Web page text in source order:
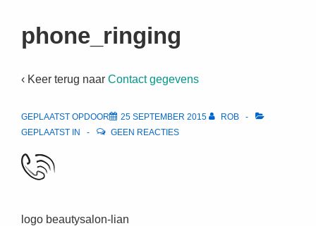
Doorgaanphone_ringing
‹ Keer terug naar Contact gegevens
GEPLAATST OPDOOR 25 SEPTEMBER 2015
ROB
GEPLAATST IN
GEEN REACTIES
logo beautysalon-lian